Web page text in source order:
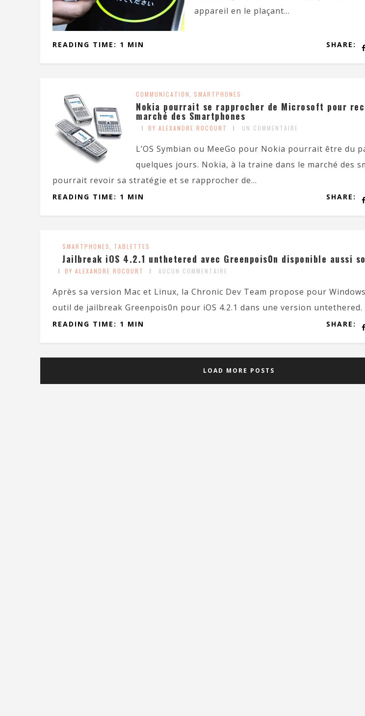
appareil en le plaçant...
SHARE:
READING TIME: 1 MIN
COMMUNICATION, SMARTPHONES
Nokia pourrait se rapprocher de Microsoft pour
marché des Smartphones
BY ALEXANDRE ROCOURT UN COMMENTAIRE
L’OS Symbian ou MeeGo pour Nokia pourrait être du
quelques jours. Nokia, à la traine dans le marché des
pourrait revoir sa stratégie et se rapprocher de...
SHARE:
READING TIME: 1 MIN
SMARTPHONES, TABLETTES
Jailbreak iOS 4.2.1 unthetered avec Greenpois0n disponible aussi
BY ALEXANDRE ROCOURT AUCUN COMMENTAIRE
Après sa version Mac et Linux, la Chronic Dev Team propose pour
outil de jailbreak Greenpois0n pour iOS 4.2.1 dans une version untethered.
SHARE:
READING TIME: 1 MIN
LOAD MORE POSTS